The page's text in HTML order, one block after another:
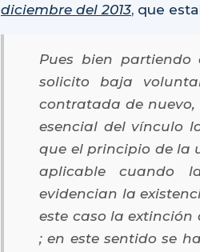
diciembre del 2013, que
Pues bien
solicito baja
contratada de
esencial del vínculo
que el principio de la
aplicable cuando
evidencian la
este caso la
; en este sentido se